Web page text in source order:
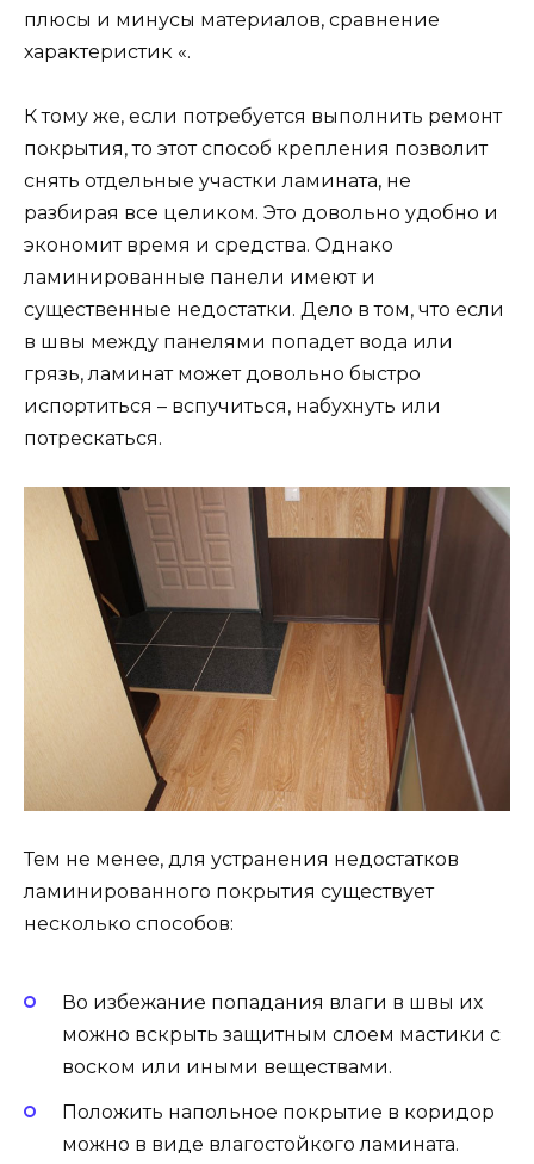
плюсы и минусы материалов, сравнение
характеристик «.
К тому же, если потребуется выполнить ремонт
покрытия, то этот способ крепления позволит
снять отдельные участки ламината, не
разбирая все целиком. Это довольно удобно и
экономит время и средства. Однако
ламинированные панели имеют и
существенные недостатки. Дело в том, что если
в швы между панелями попадет вода или
грязь, ламинат может довольно быстро
испортиться – вспучиться, набухнуть или
потрескаться.
Тем не менее, для устранения недостатков
ламинированного покрытия существует
несколько способов:
Во избежание попадания влаги в швы их
можно вскрыть защитным слоем мастики с
воском или иными веществами.
Положить напольное покрытие в коридор
можно в виде влагостойкого ламината.